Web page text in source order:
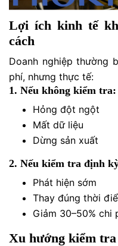
Lợi ích kinh tế
cách
Doanh nghiệp thường
phí, nhưng thực tế:
1. Nếu không kiểm tra:
Hỏng đột ngột
Mất dữ liệu
Dừng sản xuất
2. Nếu kiểm tra định
Phát hiện sớm
Thay đúng thời
Giảm 30–50% chi
Xu hướng kiểm